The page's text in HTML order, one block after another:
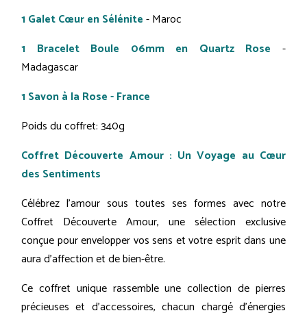
1 Galet Cœur en Sélénite- Maroc
1 Bracelet Boule 06mm en Quartz Rose -
Madagascar
1 Savon à la Rose - France
Poids du coffret: 340g
Coffret Découverte Amour : Un Voyage au Cœur
des Sentiments
Célébrez l'amour sous toutes ses formes avec notre
Coffret Découverte Amour, une sélection exclusive
conçue pour envelopper vos sens et votre esprit dans une
aura d'affection et de bien-être.
Ce coffret unique rassemble une collection de pierres
précieuses et d'accessoires, chacun chargé d'énergies